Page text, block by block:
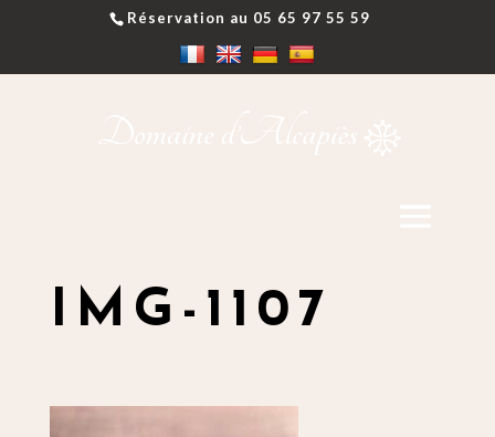
Réservation au 05 65 97 55 59
IMG-1107